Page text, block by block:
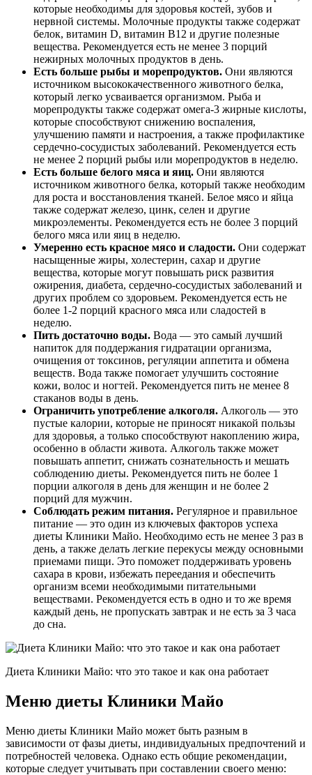
которые необходимы для здоровья костей, зубов и
нервной системы. Молочные продукты также содержат
белок, витамин D, витамин B12 и другие полезные
вещества. Рекомендуется есть не менее 3 порций
нежирных молочных продуктов в день.
Есть больше рыбы и морепродуктов. Они являются
источником высококачественного животного белка,
который легко усваивается организмом. Рыба и
морепродукты также содержат омега-3 жирные кислоты,
которые способствуют снижению воспаления,
улучшению памяти и настроения, а также профилактике
сердечно-сосудистых заболеваний. Рекомендуется есть
не менее 2 порций рыбы или морепродуктов в неделю.
Есть больше белого мяса и яиц. Они являются
источником животного белка, который также необходим
для роста и восстановления тканей. Белое мясо и яйца
также содержат железо, цинк, селен и другие
микроэлементы. Рекомендуется есть не более 3 порций
белого мяса или яиц в неделю.
Умеренно есть красное мясо и сладости. Они содержат
насыщенные жиры, холестерин, сахар и другие
вещества, которые могут повышать риск развития
ожирения, диабета, сердечно-сосудистых заболеваний и
других проблем со здоровьем. Рекомендуется есть не
более 1-2 порций красного мяса или сладостей в
неделю.
Пить достаточно воды. Вода — это самый лучший
напиток для поддержания гидратации организма,
очищения от токсинов, регуляции аппетита и обмена
веществ. Вода также помогает улучшить состояние
кожи, волос и ногтей. Рекомендуется пить не менее 8
стаканов воды в день.
Ограничить употребление алкоголя. Алкоголь — это
пустые калории, которые не приносят никакой пользы
для здоровья, а только способствуют накоплению жира,
особенно в области живота. Алкоголь также может
повышать аппетит, снижать сознательность и мешать
соблюдению диеты. Рекомендуется пить не более 1
порции алкоголя в день для женщин и не более 2
порций для мужчин.
Соблюдать режим питания. Регулярное и правильное
питание — это один из ключевых факторов успеха
диеты Клиники Майо. Необходимо есть не менее 3 раз в
день, а также делать легкие перекусы между основными
приемами пищи. Это поможет поддерживать уровень
сахара в крови, избежать переедания и обеспечить
организм всеми необходимыми питательными
веществами. Рекомендуется есть в одно и то же время
каждый день, не пропускать завтрак и не есть за 3 часа
до сна.
Диета Клиники Майо: что это такое и как она работает
Меню диеты Клиники Майо
Меню диеты Клиники Майо может быть разным в
зависимости от фазы диеты, индивидуальных предпочтений и
потребностей человека. Однако есть общие рекомендации,
которые следует учитывать при составлении своего меню: